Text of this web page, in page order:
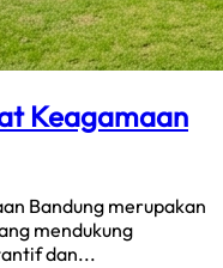
Keagamaan
Bandung merupakan
mendukung
dan...